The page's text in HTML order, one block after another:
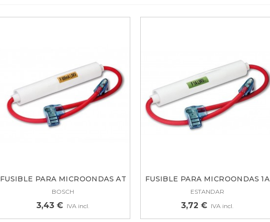
FRIGORIFICO COMBI
FUSIBLE PARA MICROONDAS AT
0,6A...
BOSCH
3,43 € IVA incl.
FUSIBLE PARA MICROONDAS 1A
5KV...
ESTANDAR
3,72 € IVA incl.